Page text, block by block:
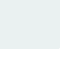
加上全防